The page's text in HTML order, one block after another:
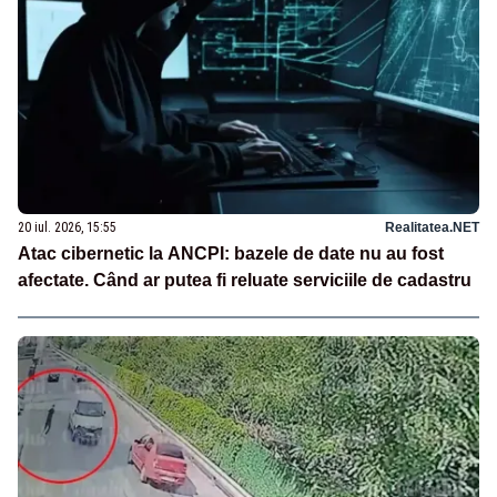
20 iul. 2026, 15:55 Realitatea.NET
Atac cibernetic la ANCPI: bazele de date nu au fost
afectate. Când ar putea fi reluate serviciile de cadastru